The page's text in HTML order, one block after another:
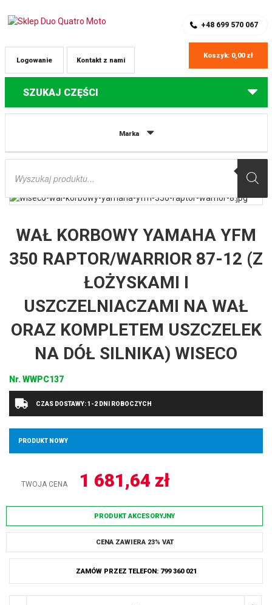
+48 699 570 067
Kontakt z nami
Logowanie
Koszyk: 0,00 zł
SZUKAJ CZĘŚCI
Marka
Wyszukiwarka
Części do quadów Yamaha
WAŁ ORAZ KOMPLETEM USZCZELEK NA DÓŁ SILNIKA) WISECO
WAŁ KORBOWY YAMAHA YFM
350 RAPTOR/WARRIOR 87-12 (Z
ŁOŻYSKAMI I
USZCZELNIACZAMI NA WAŁ
ORAZ KOMPLETEM USZCZELEK
NA DÓŁ SILNIKA) WISECO
Nr.WWPC137
CZAS DOSTAWY: 1-2 DNI ROBOCZYCH
PRODUKT NOWY
TWOJA CENA 1 681,64 zł
PRODUKT AKCESORYJNY
CENA ZAWIERA 23% VAT
ZAMÓW PRZEZ TELEFON: 799 360 021